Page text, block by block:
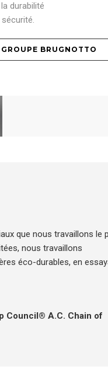
durabilité
BRUGNOTTO
que nous travaillons le
nous travaillons
éco-durables, en
Council® A.C. Chain of